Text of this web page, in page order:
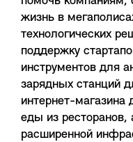
жизнь в
технологических
поддержку
инструментов для
зарядных станций
интернет-магазина
еды из ресторанов,
расширенной